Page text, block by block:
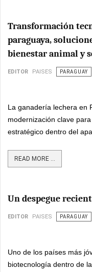
Transformación
paraguaya,
bienestar animal y
EDITOR PAISES PARAGUAY
La ganadería lechera en
modernización clave
estratégico dentro del
READ MORE ...
Un despegue
EDITOR PAISES PARAGUAY
Uno de los países más
biotecnología dentro de